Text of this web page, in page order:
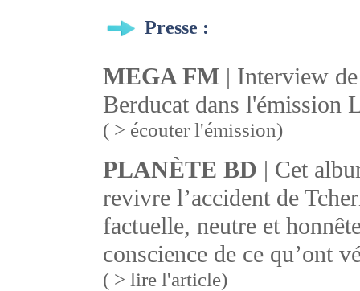
Presse :
MEGA FM | Interview
Berducat dans l'émission
( > écouter l'émission)
PLANÈTE BD | Cet
revivre l’accident de
factuelle, neutre et
conscience de ce qu’ont
( > lire l'article)